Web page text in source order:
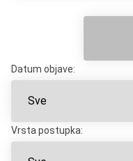
Datum objave:
Vrsta postupka: